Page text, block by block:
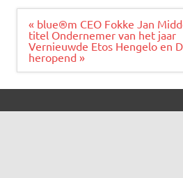
Bericht
navigatie
« blue®m CEO Fokke Jan
titel Ondernemer van het jaar
Vernieuwde Etos Hengelo en
heropend »